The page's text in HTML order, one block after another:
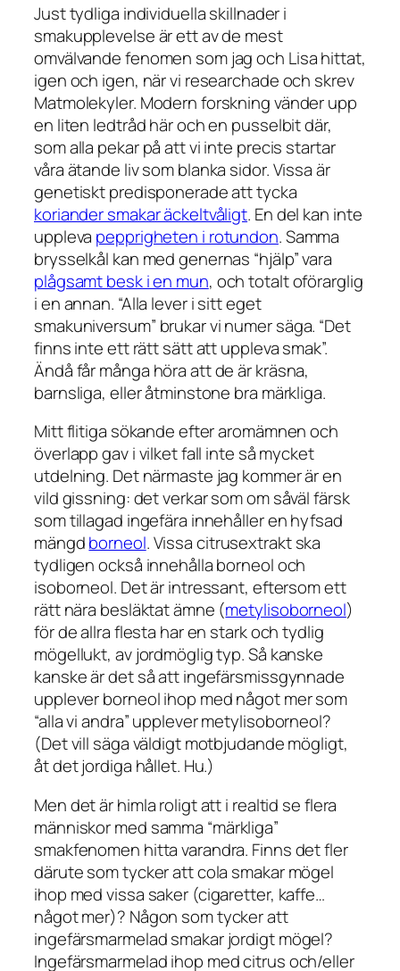
Just tydliga individuella skillnader i
smakupplevelse är ett av de mest
omvälvande fenomen som jag och Lisa hittat,
igen och igen, när vi researchade och skrev
Matmolekyler. Modern forskning vänder upp
en liten ledtråd här och en pusselbit där,
som alla pekar på att vi inte precis startar
våra ätande liv som blanka sidor. Vissa är
genetiskt predisponerade att tycka
koriander smakar äckeltvåligt. En del kan inte
uppleva pepprigheten i rotundon. Samma
brysselkål kan med genernas “hjälp” vara
plågsamt besk i en mun, och totalt oförarglig
i en annan. “Alla lever i sitt eget
smakuniversum” brukar vi numer säga. “Det
finns inteetträtt sätt att uppleva smak”.
Ändå får många höra att de är kräsna,
barnsliga, eller åtminstone bra märkliga.
Mitt flitiga sökande efter aromämnen och
överlapp gav i vilket fall inte så mycket
utdelning. Det närmaste jag kommer är en
vild gissning: det verkar som om såväl färsk
som tillagad ingefära innehåller en hyfsad
mängdborneol. Vissa citrusextrakt ska
tydligen också innehålla borneol och
isoborneol. Det är intressant, eftersom ett
rätt nära besläktat ämne (metylisoborneol)
för de allra flesta har en stark och tydlig
mögellukt, av jordmöglig typ. Så kanske
kanske är det så att ingefärsmissgynnade
upplever borneol ihop med något mer som
“alla vi andra” upplever metylisoborneol?
(Det vill säga väldigt motbjudande mögligt,
åt det jordiga hållet. Hu.)
Men det är himla roligt att i realtid se flera
människor med samma “märkliga”
smakfenomen hitta varandra. Finns det fler
därute som tycker att cola smakar mögel
ihop med vissa saker (cigaretter, kaffe…
något mer)? Någon som tycker att
ingefärsmarmelad smakar jordigt mögel?
Ingefärsmarmelad ihop med citrus och/eller